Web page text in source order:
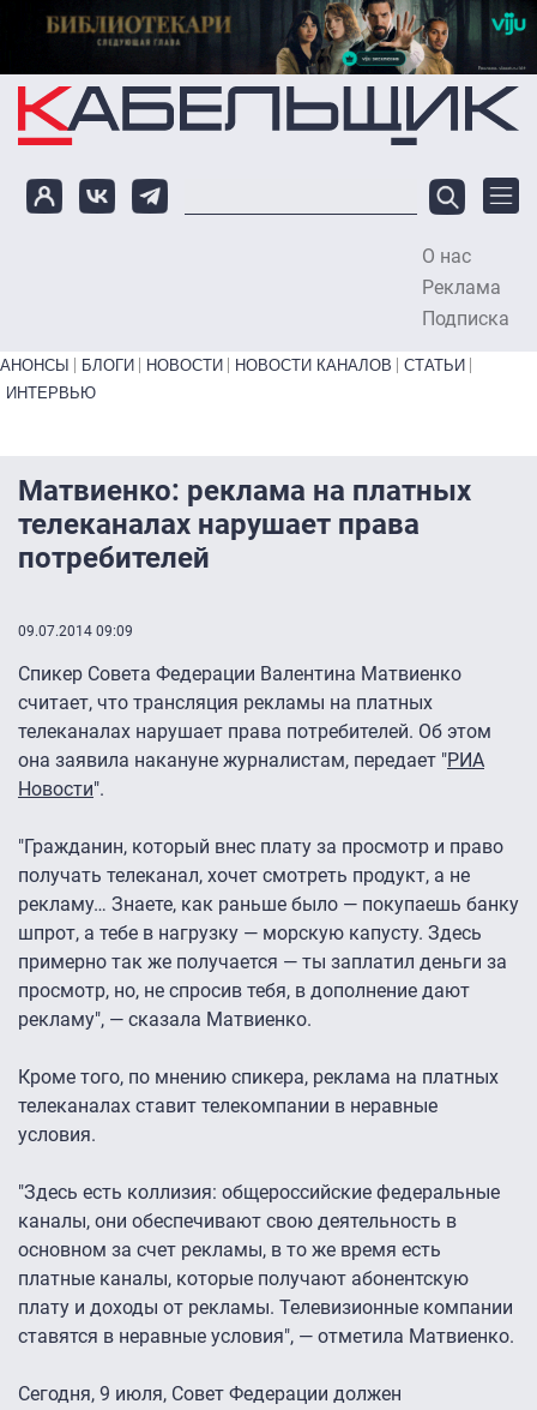
Перейти к основному содержанию
О нас
Реклама
Подписка
Primary links bottom
АНОНСЫ БЛОГИ НОВОСТИ НОВОСТИ КАНАЛОВ
СТАТЬИ
ИНТЕРВЬЮ
Матвиенко: реклама на платных
телеканалах нарушает права
потребителей
09.07.2014 09:09
Спикер Совета Федерации Валентина Матвиенко
считает, что трансляция рекламы на платных
телеканалах нарушает права потребителей. Об этом
она заявила накануне журналистам, передает "РИА
Новости".
"Гражданин, который внес плату за просмотр и право
получать телеканал, хочет смотреть продукт, а не
рекламу… Знаете, как раньше было — покупаешь банку
шпрот, а тебе в нагрузку — морскую капусту. Здесь
примерно так же получается — ты заплатил деньги за
просмотр, но, не спросив тебя, в дополнение дают
рекламу", — сказала Матвиенко.
Кроме того, по мнению спикера, реклама на платных
телеканалах ставит телекомпании в неравные
условия.
"Здесь есть коллизия: общероссийские федеральные
каналы, они обеспечивают свою деятельность в
основном за счет рекламы, в то же время есть
платные каналы, которые получают абонентскую
плату и доходы от рекламы. Телевизионные компании
ставятся в неравные условия", — отметила Матвиенко.
Сегодня, 9 июля, Совет Федерации должен